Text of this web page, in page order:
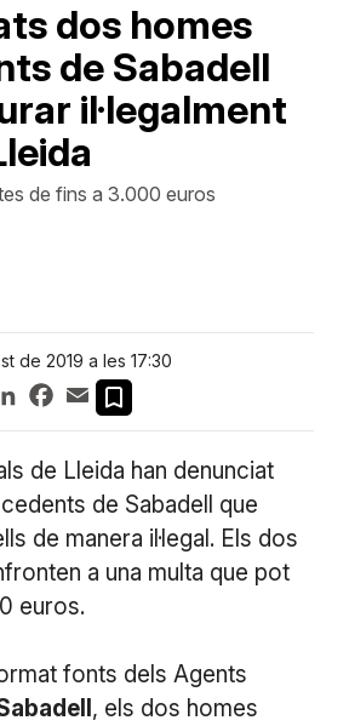
dos homes
de Sabadell
il·legalment
de fins a 3.000 euros
de 2019 a les 17:30
LinkedInFacebook
Email
de Lleida han denunciat
de Sabadell que
de manera il·legal. Els dos
a una multa que pot
euros.
fonts dels Agents
, els dos homes